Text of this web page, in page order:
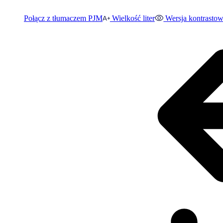
Połącz z tłumaczem PJM Wielkość liter Wersja